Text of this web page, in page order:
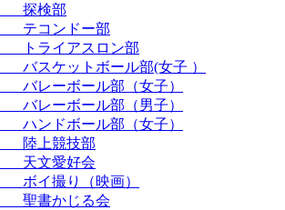
探検部
テコンドー部
トライアスロン部
バスケットボール部(女子 ）
バレーボール部（女子）
バレーボール部（男子）
ハンドボール部（女子）
陸上競技部
天文愛好会
ボイ撮り（映画）
聖書かじる会